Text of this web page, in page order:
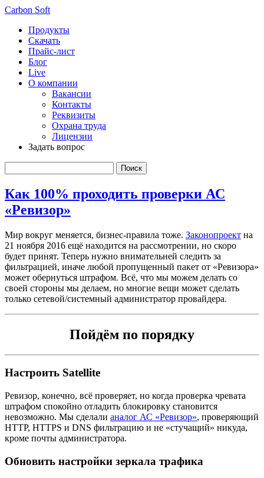
Carbon Soft
Продукты
Скачать
Прайс-лист
Блог
Live
О компании
Вакансии
Контакты
Реквизиты
Охрана труда
Лицензии
Задать вопрос
Как 100% проходить проверки АС
«Ревизор»
Мир вокруг меняется, бизнес-правила тоже. Законопроект на
21 ноября 2016 ещё находится на рассмотрении, но скоро
будет принят. Теперь нужно внимательней следить за
фильтрацией, иначе любой пропущенный пакет от «Ревизора»
может обернуться штрафом. Всё, что мы можем делать со
своей стороны мы делаем, но многие вещи может сделать
только сетевой/системный администратор провайдера.
Пойдём по порядку
Настроить Satellite
Ревизор, конечно, всё проверяет, но когда проверка чревата
штрафом спокойно отладить блокировку становится
невозможно. Мы сделали аналог АС «Ревизор», проверяющий
HTTP, HTTPS и DNS фильтрацию и не «стучащий» никуда,
кроме почты администратора.
Обновить настройки зеркала трафика